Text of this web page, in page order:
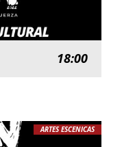
18:00
ARTES ESCENICAS